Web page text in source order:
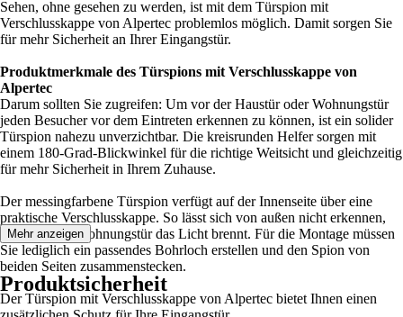
Sehen, ohne gesehen zu werden, ist mit dem Türspion mit
Verschlusskappe von Alpertec problemlos möglich. Damit sorgen Sie
für mehr Sicherheit an Ihrer Eingangstür.
Produktmerkmale des Türspions mit Verschlusskappe von
Alpertec
Darum sollten Sie zugreifen: Um vor der Haustür oder Wohnungstür
jeden Besucher vor dem Eintreten erkennen zu können, ist ein solider
Türspion nahezu unverzichtbar. Die kreisrunden Helfer sorgen mit
einem 180-Grad-Blickwinkel für die richtige Weitsicht und gleichzeitig
für mehr Sicherheit in Ihrem Zuhause.
Der messingfarbene Türspion verfügt auf der Innenseite über eine
praktische Verschlusskappe. So lässt sich von außen nicht erkennen,
ob hinter der Wohnungstür das Licht brennt. Für die Montage müssen
Sie lediglich ein passendes Bohrloch erstellen und den Spion von
beiden Seiten zusammenstecken.
Der Türspion mit Verschlusskappe von Alpertec bietet Ihnen einen
Mehr anzeigen
Produktsicherheit